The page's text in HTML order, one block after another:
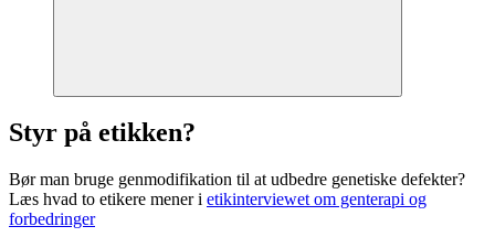
Styr på etikken?
Bør man bruge genmodifikation til at udbedre genetiske defekter?
Læs hvad to etikere mener i etikinterviewet om genterapi og
forbedringer